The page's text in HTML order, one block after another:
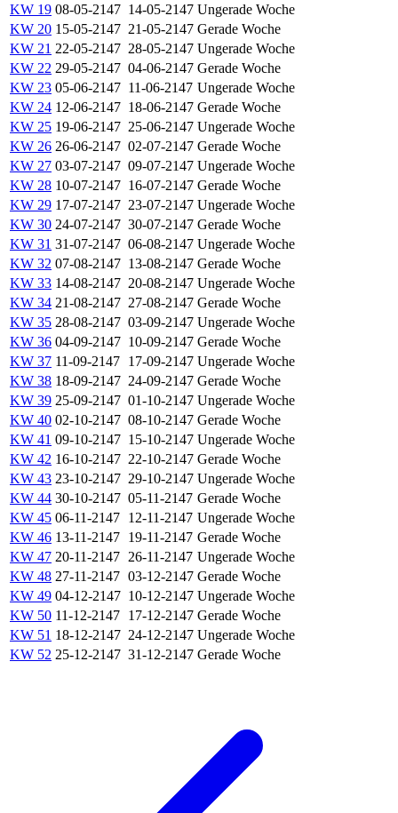
KW 19 08-05-2147 14-05-2147 Ungerade Woche
KW 20 15-05-2147 21-05-2147 Gerade Woche
KW 21 22-05-2147 28-05-2147 Ungerade Woche
KW 22 29-05-2147 04-06-2147 Gerade Woche
KW 23 05-06-2147 11-06-2147 Ungerade Woche
KW 24 12-06-2147 18-06-2147 Gerade Woche
KW 25 19-06-2147 25-06-2147 Ungerade Woche
KW 26 26-06-2147 02-07-2147 Gerade Woche
KW 27 03-07-2147 09-07-2147 Ungerade Woche
KW 28 10-07-2147 16-07-2147 Gerade Woche
KW 29 17-07-2147 23-07-2147 Ungerade Woche
KW 30 24-07-2147 30-07-2147 Gerade Woche
KW 31 31-07-2147 06-08-2147 Ungerade Woche
KW 32 07-08-2147 13-08-2147 Gerade Woche
KW 33 14-08-2147 20-08-2147 Ungerade Woche
KW 34 21-08-2147 27-08-2147 Gerade Woche
KW 35 28-08-2147 03-09-2147 Ungerade Woche
KW 36 04-09-2147 10-09-2147 Gerade Woche
KW 37 11-09-2147 17-09-2147 Ungerade Woche
KW 38 18-09-2147 24-09-2147 Gerade Woche
KW 39 25-09-2147 01-10-2147 Ungerade Woche
KW 40 02-10-2147 08-10-2147 Gerade Woche
KW 41 09-10-2147 15-10-2147 Ungerade Woche
KW 42 16-10-2147 22-10-2147 Gerade Woche
KW 43 23-10-2147 29-10-2147 Ungerade Woche
KW 44 30-10-2147 05-11-2147 Gerade Woche
KW 45 06-11-2147 12-11-2147 Ungerade Woche
KW 46 13-11-2147 19-11-2147 Gerade Woche
KW 47 20-11-2147 26-11-2147 Ungerade Woche
KW 48 27-11-2147 03-12-2147 Gerade Woche
KW 49 04-12-2147 10-12-2147 Ungerade Woche
KW 50 11-12-2147 17-12-2147 Gerade Woche
KW 51 18-12-2147 24-12-2147 Ungerade Woche
KW 52 25-12-2147 31-12-2147 Gerade Woche